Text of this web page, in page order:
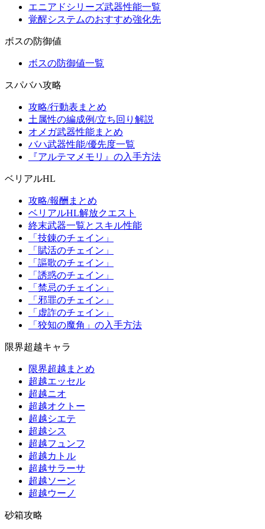
エニアドシリーズ武器性能一覧
覚醒システムのおすすめ強化先
ボスの防御値
ボスの防御値一覧
スパバハ攻略
攻略/行動表まとめ
土属性の編成例/立ち回り解説
オメガ武器性能まとめ
バハ武器性能/優先度一覧
『アルテマメモリ』の入手方法
ベリアルHL
攻略/報酬まとめ
ベリアルHL解放クエスト
終末武器一覧とスキル性能
「技錬のチェイン」
「賦活のチェイン」
「謳歌のチェイン」
「誘惑のチェイン」
「禁忌のチェイン」
「邪罪のチェイン」
「虚詐のチェイン」
「狡知の魔角」の入手方法
限界超越キャラ
限界超越まとめ
超越エッセル
超越ニオ
超越オクトー
超越シエテ
超越シス
超越フュンフ
超越カトル
超越サラーサ
超越ソーン
超越ウーノ
砂箱攻略